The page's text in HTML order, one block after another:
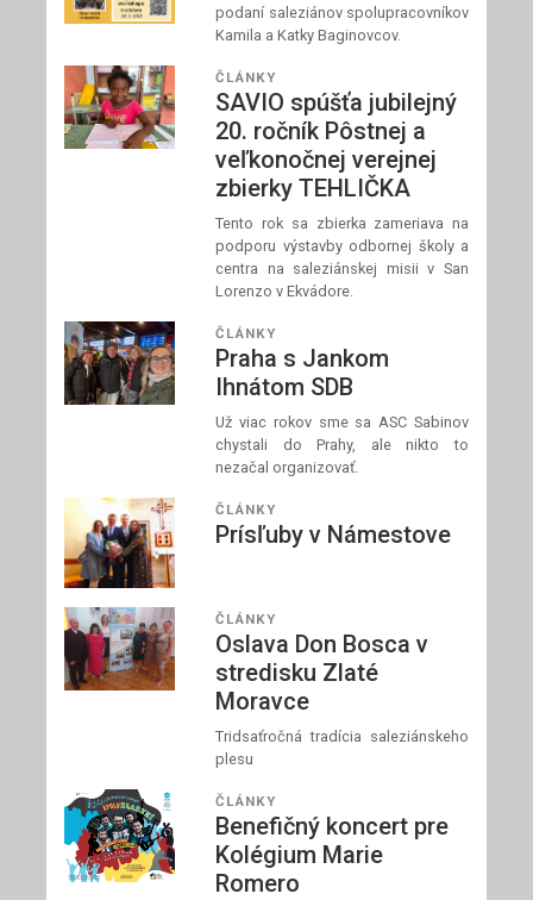
podaní saleziánov spolupracovníkov
Kamila a Katky Baginovcov.
ČLÁNKY
SAVIO spúšťa jubilejný
20. ročník Pôstnej a
veľkonočnej verejnej
zbierky TEHLIČKA
Tento rok sa zbierka zameriava na
podporu výstavby odbornej školy a
centra na saleziánskej misii v San
Lorenzo v Ekvádore.
ČLÁNKY
Praha s Jankom
Ihnátom SDB
Už viac rokov sme sa ASC Sabinov
chystali do Prahy, ale nikto to
nezačal organizovať.
ČLÁNKY
Prísľuby v Námestove
ČLÁNKY
Oslava Don Bosca v
stredisku Zlaté
Moravce
Tridsaťročná tradícia saleziánskeho
plesu
ČLÁNKY
Benefičný koncert pre
Kolégium Marie
Romero